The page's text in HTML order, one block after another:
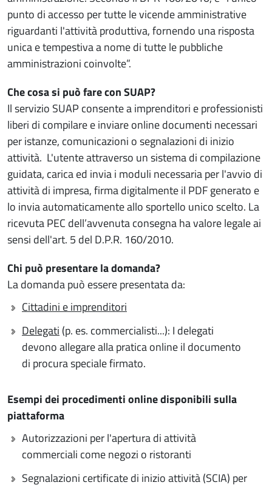
punto di accesso per tutte le vicende amministrative
riguardanti l'attività produttiva, fornendo una risposta
unica e tempestiva a nome di tutte le pubbliche
amministrazioni coinvolte”.
Che cosa si può fare con SUAP?
Il servizio SUAP consente a imprenditori e professionisti
liberi di compilare e inviare online documenti necessari
per istanze, comunicazioni o segnalazioni di inizio
attività. L'utente attraverso un sistema di compilazione
guidata, carica ed invia i moduli necessaria per l'avvio di
attività di impresa, firma digitalmente il PDF generato e
lo invia automaticamente allo sportello unico scelto. La
ricevuta PEC dell’avvenuta consegna ha valore legale ai
sensi dell'art. 5 del D.P.R. 160/2010.
Chi può presentare la domanda?
La domanda può essere presentata da:
Cittadini e imprenditori
Delegati (p. es. commercialisti...): I delegati
devono allegare alla pratica online il documento
di procura speciale firmato.
Esempi dei procedimenti online disponibili sulla
piattaforma
Autorizzazioni per l'apertura di attività
commerciali come negozi o ristoranti
Segnalazioni certificate di inizio attività (SCIA) per